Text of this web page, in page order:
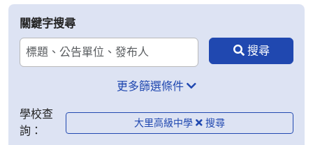
關鍵字搜尋
更多篩選條件
學校查
詢：
大里高級中學